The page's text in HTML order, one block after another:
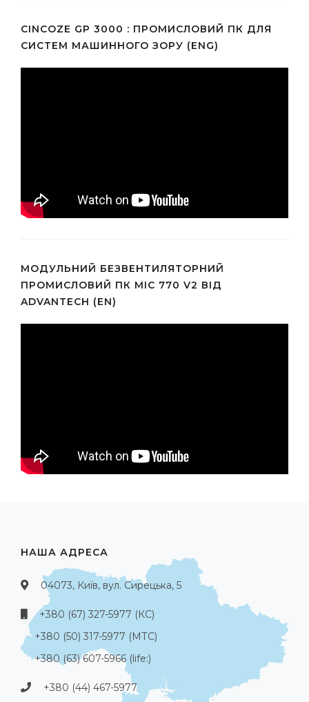
CINCOZE GP 3000 : ПРОМИСЛОВИЙ ПК ДЛЯ
СИСТЕМ МАШИННОГО ЗОРУ (ENG)
МОДУЛЬНИЙ БЕЗВЕНТИЛЯТОРНИЙ
ПРОМИСЛОВИЙ ПК MIC 770 V2 ВІД
ADVANTECH (EN)
НАША АДРЕСА
04073, Київ, вул. Сирецька, 5
+380 (67) 327-5977 (КС)
+380 (50) 317-5977 (МТС)
+380 (63) 607-5966 (life:)
+380 (44) 467-5977